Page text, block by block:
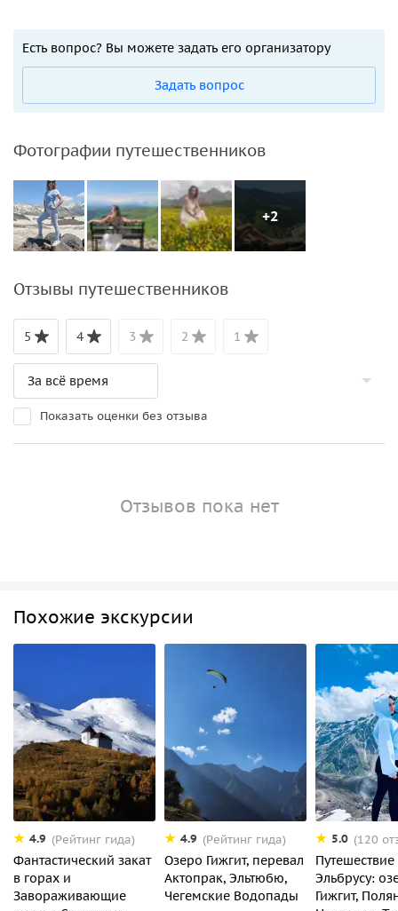
Есть вопрос? Вы можете задать его организатору
Задать вопрос
Фотографии путешественников
+2
Отзывы путешественников
5 4 3 2 1
Показать оценки без отзыва
Отзывов пока нет
Похожие экскурсии
4.9 (Рейтинг гида)
Фантастический закат
в горах и
Завораживающие
4.9 (Рейтинг гида)
Озеро Гижгит, перевал
Актопрак, Эльтюбю,
Чегемские Водопады
5.0 (120
Путешествие
Эльбрусу:
Гижгит,